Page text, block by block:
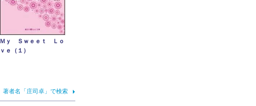
Ｍｙ Ｓｗｅｅｔ Ｌｏ
ｖｅ（１）
著者名「庄司卓」で検索